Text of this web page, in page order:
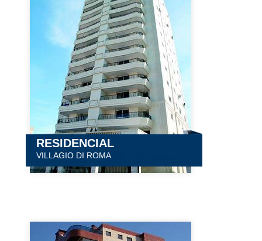
RESIDENCIAL
VILLAGIO DI ROMA